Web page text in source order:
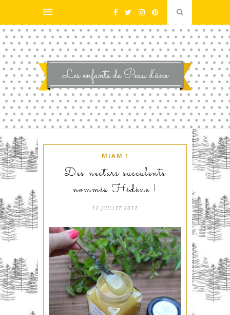
MIAM !
Des nectars succulents
nommés Hédène !
12 JUILLET 2017